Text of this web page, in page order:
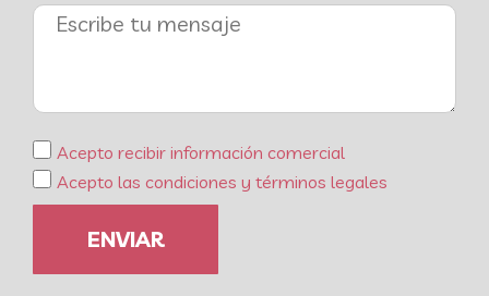
Acepto recibir información comercial
Acepto las condiciones y términos legales
ENVIAR